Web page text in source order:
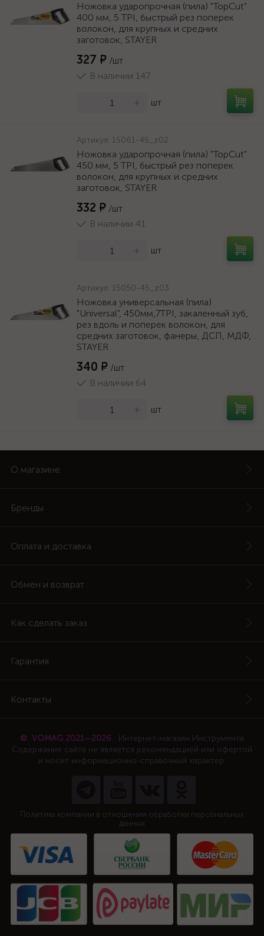
Ножовка ударопрочная (пила) "TopCut"
400 мм, 5 TPI, быстрый рез поперек
волокон, для крупных и средних
заготовок, STAYER
327 ₽ /шт
В наличии 147
+ шт
Артикул: 15061-45_z02
Ножовка ударопрочная (пила) "TopCut"
450 мм, 5 TPI, быстрый рез поперек
волокон, для крупных и средних
заготовок, STAYER
332 ₽ /шт
В наличии 41
+ шт
Артикул: 15050-45_z03
Ножовка универсальная (пила)
"Universal", 450мм,7TPI, закаленный зуб,
рез вдоль и поперек волокон, для
средних заготовок, фанеры, ДСП, МДФ,
STAYER
340 ₽ /шт
В наличии 64
+ шт
О магазине
Бренды
Оплата и доставка
Обмен и возврат
Как сделать заказ
Гарантия
Контакты
© VOMAG 2021—2026
Интернет-магазин Инструмента
Содержание сайта не является рекомендацией или офертой
и носит информационно-справочный характер.
Политика компании в отношении обработки персональных
данных